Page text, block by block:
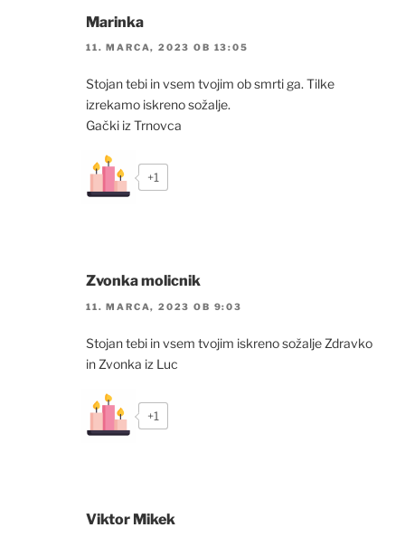
Marinka
11. MARCA, 2023 OB 13:05
Stojan tebi in vsem tvojim ob smrti ga. Tilke
izrekamo iskreno sožalje.
Gački iz Trnovca
+1
Zvonka molicnik
11. MARCA, 2023 OB 9:03
Stojan tebi in vsem tvojim iskreno sožalje Zdravko
in Zvonka iz Luc
+1
Viktor Mikek